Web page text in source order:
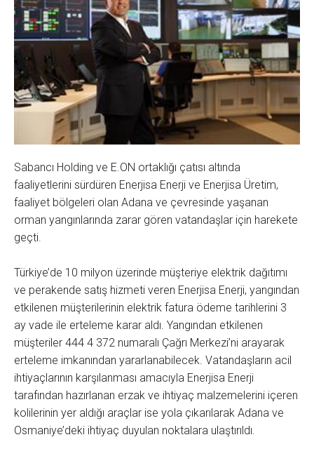
Sabancı Holding ve E.ON ortaklığı çatısı altında
faaliyetlerini sürdüren Enerjisa Enerji ve Enerjisa Üretim,
faaliyet bölgeleri olan Adana ve çevresinde yaşanan
orman yangınlarında zarar gören vatandaşlar için harekete
geçti.
Türkiye’de 10 milyon üzerinde müşteriye elektrik dağıtımı
ve perakende satış hizmeti veren Enerjisa Enerji, yangından
etkilenen müşterilerinin elektrik fatura ödeme tarihlerini 3
ay vade ile erteleme karar aldı. Yangından etkilenen
müşteriler 444 4 372 numaralı Çağrı Merkezi’ni arayarak
erteleme imkanından yararlanabilecek. Vatandaşların acil
ihtiyaçlarının karşılanması amacıyla Enerjisa Enerji
tarafından hazırlanan erzak ve ihtiyaç malzemelerini içeren
kolilerinin yer aldığı araçlar ise yola çıkarılarak Adana ve
Osmaniye’deki ihtiyaç duyulan noktalara ulaştırıldı.